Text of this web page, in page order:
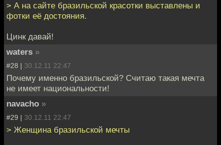
> А на сайте бразильской красотки выставлены и
фотки её достояния.
Цинк давай!
waters »
#28 | 30.12.11 22:47
Почему именно бразильской? Считаю такая мечта
не имеет национальности!
navacho »
#29 | 30.12.11 22:47
> Женщина бразильской мечты